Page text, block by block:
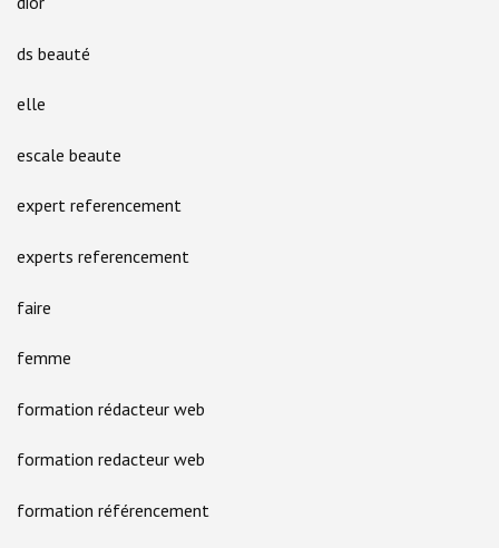
ds beauté
elle
escale beaute
expert referencement
experts referencement
faire
femme
formation rédacteur web
formation redacteur web
formation référencement